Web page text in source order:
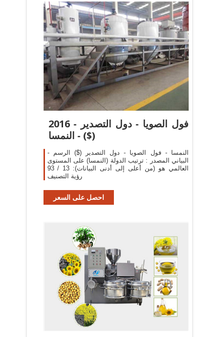
2016 - فول الصويا - دول التصدير
($) - النمسا
- النمسا - فول الصويا - دول التصدير ($) الرسم
البياني المصدر : ترتيب الدولة (النمسا) على المستوى
العالمي هو (من أعلى إلى أدنى البيانات): 13 / 93
رؤية التصنيف
احصل على السعر